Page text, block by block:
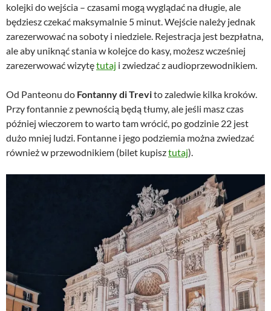
kolejki do wejścia – czasami mogą wyglądać na długie, ale
będziesz czekać maksymalnie 5 minut. Wejście należy jednak
zarezerwować na soboty i niedziele. Rejestracja jest bezpłatna,
ale aby uniknąć stania w kolejce do kasy, możesz wcześniej
zarezerwować wizytętutaj i zwiedzać z audioprzewodnikiem.
Od Panteonu do Fontanny di Trevito zaledwie kilka kroków.
Przy fontannie z pewnością będą tłumy, ale jeśli masz czas
później wieczorem to warto tam wrócić, po godzinie 22 jest
dużo mniej ludzi. Fontanne i jego podziemia można zwiedzać
również w przewodnikiem (bilet kupisztutaj).